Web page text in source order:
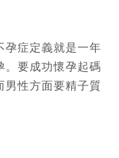
孕症定義就是一年
。要成功懷孕起碼
男性方面要精子質